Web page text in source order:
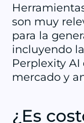
son muy
para la
incluyendo
Perplexity
mercado y
¿Es